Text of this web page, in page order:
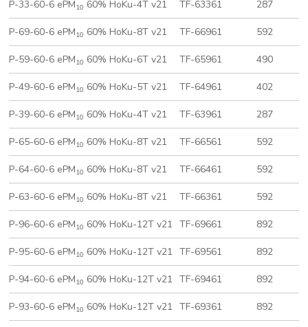
P-33-60-6 ePM10 60% HoKu-4T v21 TF-63361 287
P-69-60-6 ePM10 60% HoKu-8T v21 TF-66961 592
P-59-60-6 ePM10 60% HoKu-6T v21 TF-65961 490
P-49-60-6 ePM10 60% HoKu-5T v21 TF-64961 402
P-39-60-6 ePM10 60% HoKu-4T v21 TF-63961 287
P-65-60-6 ePM10 60% HoKu-8T v21 TF-66561 592
P-64-60-6 ePM10 60% HoKu-8T v21 TF-66461 592
P-63-60-6 ePM10 60% HoKu-8T v21 TF-66361 592
P-96-60-6 ePM10 60% HoKu-12T v21 TF-69661 892
P-95-60-6 ePM10 60% HoKu-12T v21 TF-69561 892
P-94-60-6 ePM10 60% HoKu-12T v21 TF-69461 892
P-93-60-6 ePM10 60% HoKu-12T v21 TF-69361 892